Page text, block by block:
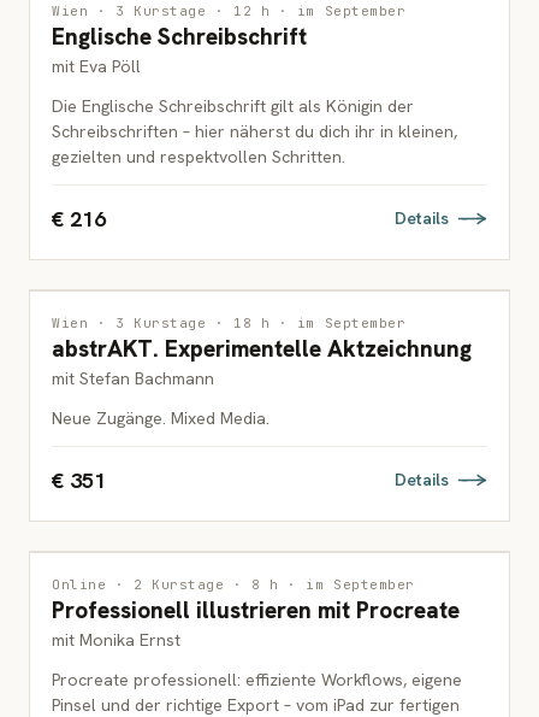
ZEICHNUNG
ERWACHSENE
Wien · 3 Kurstage · 12 h · im September
Englische Schreibschrift
mit Eva Pöll
Die Englische Schreibschrift gilt als Königin der
Schreibschriften – hier näherst du dich ihr in kleinen,
gezielten und respektvollen Schritten.
€ 216 Details
ZEICHNUNG
ERWACHSENE
Wien · 3 Kurstage · 18 h · im September
abstrAKT. Experimentelle Aktzeichnung
mit Stefan Bachmann
Neue Zugänge. Mixed Media.
€ 351 Details
ILLUSTRATION
ERWACHSENE
Online · 2 Kurstage · 8 h · im September
Professionell illustrieren mit Procreate
mit Monika Ernst
Procreate professionell: effiziente Workflows, eigene
Pinsel und der richtige Export – vom iPad zur fertigen